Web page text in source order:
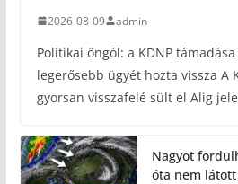
2026-08-09 admin
Politikai öngól: a KDNP
legerősebb ügyét hozta vissza A
gyorsan visszafelé sült el Alig
Nagyot
óta nem